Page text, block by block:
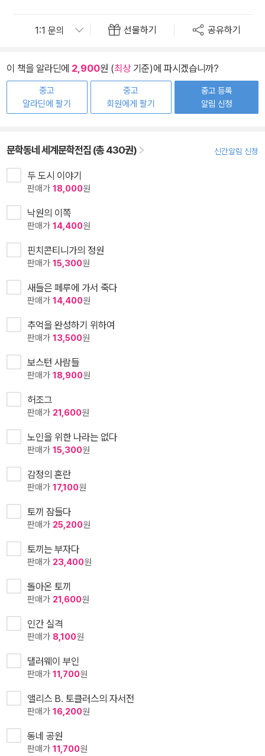
선물하기 공유하기
이 책을 알라딘에 2,900원 (최상기준)에 파시겠습니까?
중고
알라딘에 팔기
중고
회원에게 팔기
중고 등록
알림 신청
문학동네 세계문학전집 (총 430권) 신간알림 신청
두 도시 이야기
판매가 18,000원
낙원의 이쪽
판매가 14,400원
핀치콘티니가의 정원
판매가 15,300원
새들은 페루에 가서 죽다
판매가 14,400원
추억을 완성하기 위하여
판매가 13,500원
보스턴 사람들
판매가 18,900원
허조그
판매가 21,600원
노인을 위한 나라는 없다
판매가 15,300원
감정의 혼란
판매가 17,100원
토끼 잠들다
판매가 25,200원
토끼는 부자다
판매가 23,400원
돌아온 토끼
판매가 21,600원
인간 실격
판매가 8,100원
댈러웨이 부인
판매가 11,700원
앨리스 B. 토클러스의 자서전
판매가 16,200원
동네 공원
판매가 11,700원